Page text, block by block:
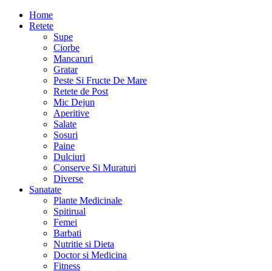
Home
Retete
Supe
Ciorbe
Mancaruri
Gratar
Peste Si Fructe De Mare
Retete de Post
Mic Dejun
Aperitive
Salate
Sosuri
Paine
Dulciuri
Conserve Si Muraturi
Diverse
Sanatate
Plante Medicinale
Spitirual
Femei
Barbati
Nutritie si Dieta
Doctor si Medicina
Fitness